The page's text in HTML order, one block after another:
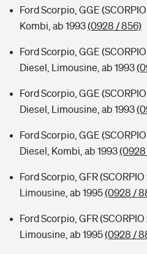
Ford Scorpio, GGE
Kombi, ab 1993(0928 / 856)
Ford Scorpio, GGE
Diesel, Limousine, ab 1993
Ford Scorpio, GGE
Diesel, Limousine, ab 1993
Ford Scorpio, GGE
Diesel, Kombi, ab 1993
Ford Scorpio, GFR
Limousine, ab 1995(0928 /
Ford Scorpio, GFR
Limousine, ab 1995(0928 /